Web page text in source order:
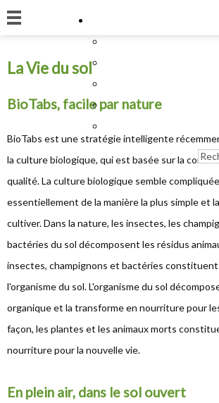
La Vie du sol
BioTabs, facile par nature
BioTabs est une stratégie intelligente
la culture biologique, qui est basée sur la
qualité. La culture biologique semble
essentiellement de la manière la plus simple et
cultiver. Dans la nature, les insectes, les
bactéries du sol décomposent les résidus
insectes, champignons et bactéries constituent
l'organisme du sol. L'organisme du sol
organique et la transforme en nourriture pour
façon, les plantes et les animaux morts
nourriture pour la nouvelle vie.
En plein air, dans le sol ouvert